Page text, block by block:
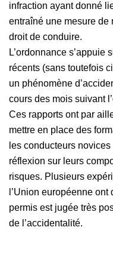
infraction ayant donné
entraîné une mesure de
droit de conduire.
L’ordonnance s’appuie
récents (sans toutefois
un phénomène
cours des mois suivant
Ces rapports ont par
mettre en place des
les conducteurs
réflexion sur leurs
risques. Plusieurs
l’Union européenne
permis est jugée très
de l’accidentalité.